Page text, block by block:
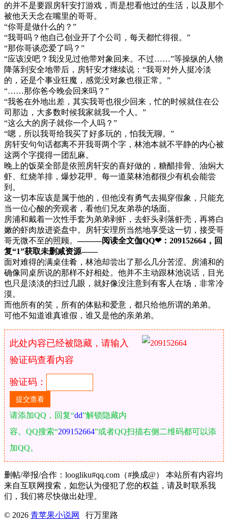
的并不是要跟房轩安打游戏，而是想看他过的生活，以及那个
被他天天念在嘴里的哥哥。
“你哥是做什么的？”
“我哥吗？他自己创业开了个公司，每天都忙得很。”
“那你哥谈恋爱了吗？”
“应该没吧？我没见过他带对象回来。不过……”等操纵的人物
降落到安全地带后，房轩安才继续说：“我哥对外人挺冷淡
的，还是个事业狂魔，感觉没对象也很正常。”
“……那你爸今晚会回来吗？”
“我爸在外地出差，其实我哥也很少回来，忙的时候就住在公
司那边，大多数时候我家就我一个人。”
“这么大的房子就你一个人吗？”
“嗯，所以我哥给我买了好多玩的，怕我无聊。”
房轩安句句话都离不开我哥两个字，林池本就不平静的内心被
这两个字搅得一团乱麻。
晚上的饭菜全部是依照房轩安的喜好做的，糖醋排骨、油焖大
虾、红烧羊排，爆炒花甲。每一道菜林池都很少有机会能尝
到。
这一切本应该是属于他的，但他没有勇气去揭穿假象，只能充
当一位心酸的旁观者，看他们兄友弟恭的场面。
房浦和戴着一次性手套为弟弟剥虾，去虾头剥落虾壳，再将白
嫩的虾肉放进瓷盘中。房轩安理所当然地享受这一切，接受哥
哥无微不至的照顾。———阅读全文伽QQ❤：209152664，回
复“1”获取未删减资源—​​​​—
面对难得的满桌佳肴，林池却尝出了那么几分苦涩。房浦和的
确像同桌所说的那样不好相处。他并不主动跟林池说话，目光
也只是淡淡的扫过几眼，就好像没注意到有客人在场，非常冷
漠。
而他所有的笑，所有的体贴和爱意，都只给他所谓的弟弟。
可他不知道谁真谁假，谁又是他的亲弟弟。
此处内容已经被隐藏，请输入
验证码查看内容
验证码：
请添加QQ，回复“dd”解锁隐藏内
容。QQ搜索“209152664”或者QQ扫描右侧二维码都可以添
加QQ。
删帖/举报/合作：loogliku#qq.com（#换成@） 本站所有内容均
来自互联网搜索，如您认为侵犯了您的权益，请及时联系我
们，我们将尽快做出处理。
© 2026 青苹果小说网 行万里路